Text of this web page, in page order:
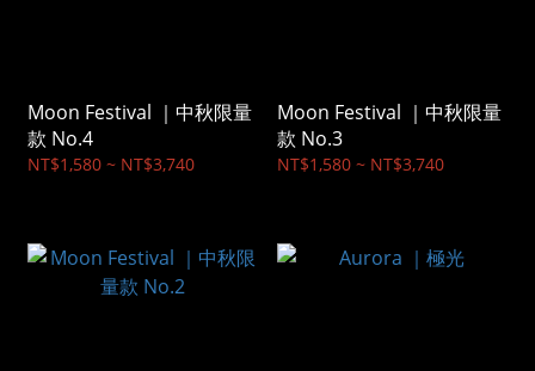
Moon Festival ｜中秋限量
款 No.4
NT$1,580 ~ NT$3,740
Moon Festival ｜中秋限量
款 No.3
NT$1,580 ~ NT$3,740